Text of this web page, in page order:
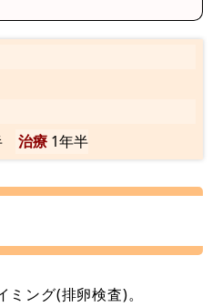
治療 1年半
ング(排卵検査)。